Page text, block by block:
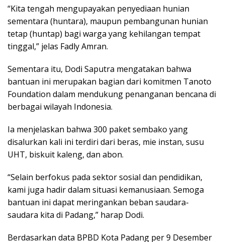
“Kita tengah mengupayakan penyediaan hunian
sementara (huntara), maupun pembangunan hunian
tetap (huntap) bagi warga yang kehilangan tempat
tinggal,” jelas Fadly Amran.
Sementara itu, Dodi Saputra mengatakan bahwa
bantuan ini merupakan bagian dari komitmen Tanoto
Foundation dalam mendukung penanganan bencana di
berbagai wilayah Indonesia.
Ia menjelaskan bahwa 300 paket sembako yang
disalurkan kali ini terdiri dari beras, mie instan, susu
UHT, biskuit kaleng, dan abon.
“Selain berfokus pada sektor sosial dan pendidikan,
kami juga hadir dalam situasi kemanusiaan. Semoga
bantuan ini dapat meringankan beban saudara-
saudara kita di Padang,” harap Dodi.
Berdasarkan data BPBD Kota Padang per 9 Desember